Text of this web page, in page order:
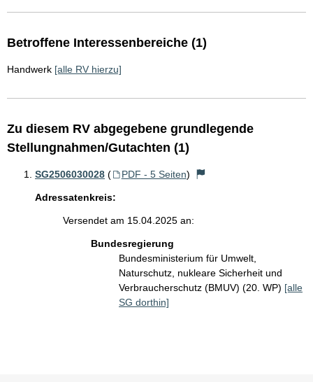
Betroffene Interessenbereiche (1)
Handwerk [alle RV hierzu]
Zu diesem RV abgegebene grundlegende
Stellungnahmen/Gutachten (1)
SG2506030028 ( PDF - 5 Seiten)
Adressatenkreis:
Versendet am 15.04.2025 an:
Bundesregierung
Bundesministerium für Umwelt,
Naturschutz, nukleare Sicherheit und
Verbraucherschutz (BMUV) (20. WP) [alle
SG dorthin]